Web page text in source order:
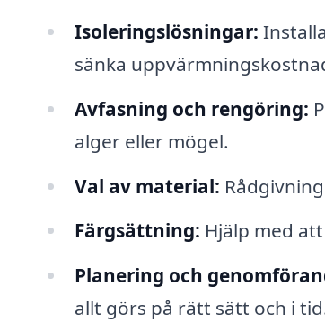
Isoleringslösningar:
sänka
Avfasning och rengöring:
alger eller mögel.
Val av material:
Färgsättning: Hjälp med
Planering och
allt görs på rätt sätt och i